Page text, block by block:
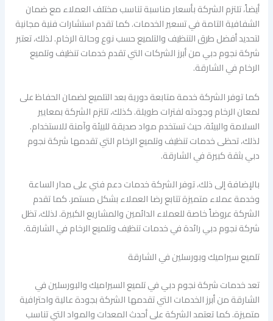
أيضاً، تلتزم الشركة بأسعار مناسبة تناسب مختلف العملاء مع ضمان
الشفافية التامة في تسعير الخدمات. كما تقدم استشارات فنية مجانية
لتحديد أفضل طرق التنظيف والتلميع حسب نوع وحالة الرخام. لذلك، تعتبر
شركة نجوم دبي من أبرز الشركات التي تقدم خدمات تنظيف وتلميع
الرخام في الشارقة.
كما توفر الشركة خدمة متابعة دورية بعد التلميع لضمان الحفاظ على
لمعان الرخام وجودته لفترات طويلة. كذلك، تلتزم الشركة بمعايير
السلامة والبيئة، حيث تستخدم مواد صديقة للبيئة وآمنة للاستخدام.
لذلك، تحظى خدمات تنظيف وتلميع الرخام التي تقدمها شركة نجوم
دبي بثقة كبيرة في الشارقة.
بالإضافة إلى ذلك، توفر الشركة خدمات دعم فني على مدار الساعة
وخدمة عملاء متميزة تتابع رضا العملاء بشكل مستمر. كما تقدم
الشركة عروضاً خاصة للعملاء الدائمين والمشاريع الكبيرة. لذلك، تظل
شركة نجوم دبي رائدة في خدمات تنظيف وتلميع الرخام في الشارقة.
تلميع سيراميك وبورسلين في الشارقة
تعد خدمات شركة نجوم دبي في تلميع السيراميك والبورسلين في
الشارقة من أبرز الخدمات التي تقدمها الشركة بجودة عالية واحترافية
متميزة. كما تعتمد الشركة على أحدث المعدات والمواد التي تناسب